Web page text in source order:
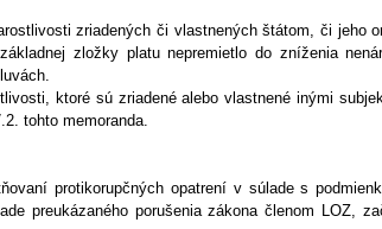
zriadených či vlastnených štátom, či jeho
zložky platu nepremietlo do zníženia
ktoré sú zriadené alebo vlastnené inými
tohto memoranda.
protikorupčných opatrení v súlade s
preukázaného porušenia zákona členom LOZ,